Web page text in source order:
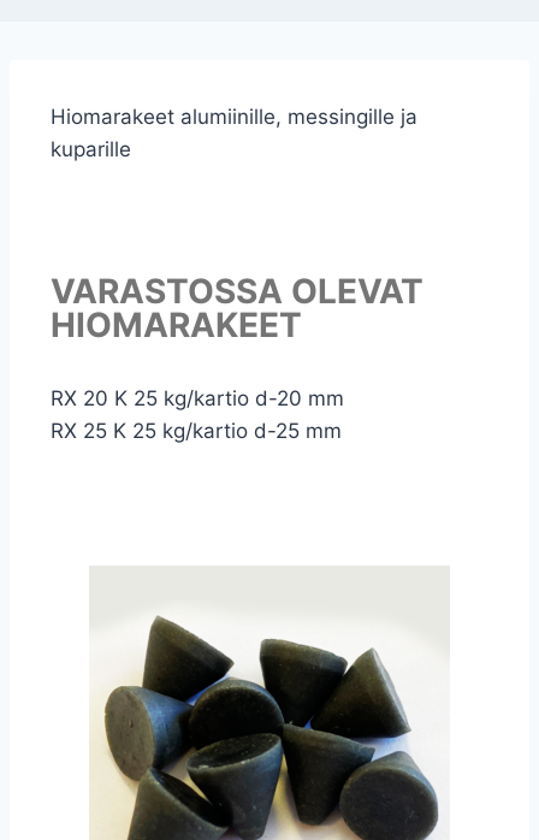
Hiomarakeet alumiinille, messingille ja
kuparille
VARASTOSSA OLEVAT
HIOMARAKEET
RX 20 K 25 kg/kartio d-20 mm
RX 25 K 25 kg/kartio d-25 mm